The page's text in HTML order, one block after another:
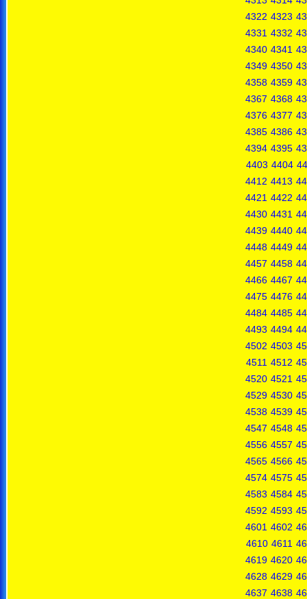
4322 4323
4331 4332
4340 4341
4349 4350
4358 4359
4367 4368
4376 4377
4385 4386
4394 4395
4403 4404
4412 4413
4421 4422
4430 4431
4439 4440
4448 4449
4457 4458
4466 4467
4475 4476
4484 4485
4493 4494
4502 4503
4511 4512
4520 4521
4529 4530
4538 4539
4547 4548
4556 4557
4565 4566
4574 4575
4583 4584
4592 4593
4601 4602
4610 4611
4619 4620
4628 4629
4637 4638